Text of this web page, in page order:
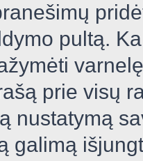
pultą.
prie visų
nustatymą
galimą